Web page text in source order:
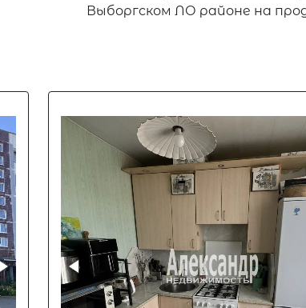
Выборгском ЛО районе на